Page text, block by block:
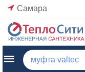
Самара